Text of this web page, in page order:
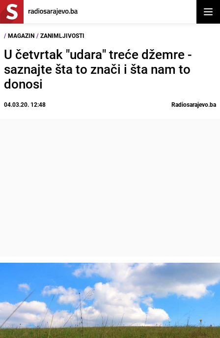
/ MAGAZIN / ZANIMLJIVOSTI
U četvrtak "udara" treće džemre -
saznajte šta to znači i šta nam to
donosi
04.03.20. 12:48 Radiosarajevo.ba